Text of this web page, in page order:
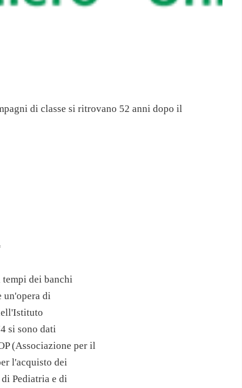
di classe si ritrovano 52 anni dopo il
tempi dei banchi
un'opera di
si sono dati
(Associazione per il
l'acquisto dei
Pediatria e di